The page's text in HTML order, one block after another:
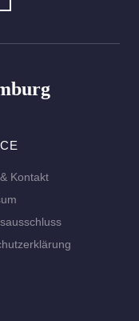
Kontakt